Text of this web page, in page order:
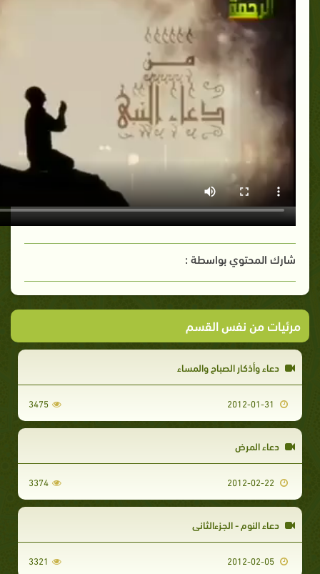
شارك المحتوي بواسطة :
مرئيات من نفس القسم
دعاء وأذكار الصباح والمساء
3475
دعاء المرض
3374
دعاء النوم - الجزءالثاني
3321